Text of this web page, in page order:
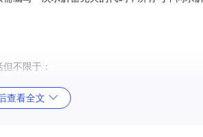
不限于：
率。
查看全文